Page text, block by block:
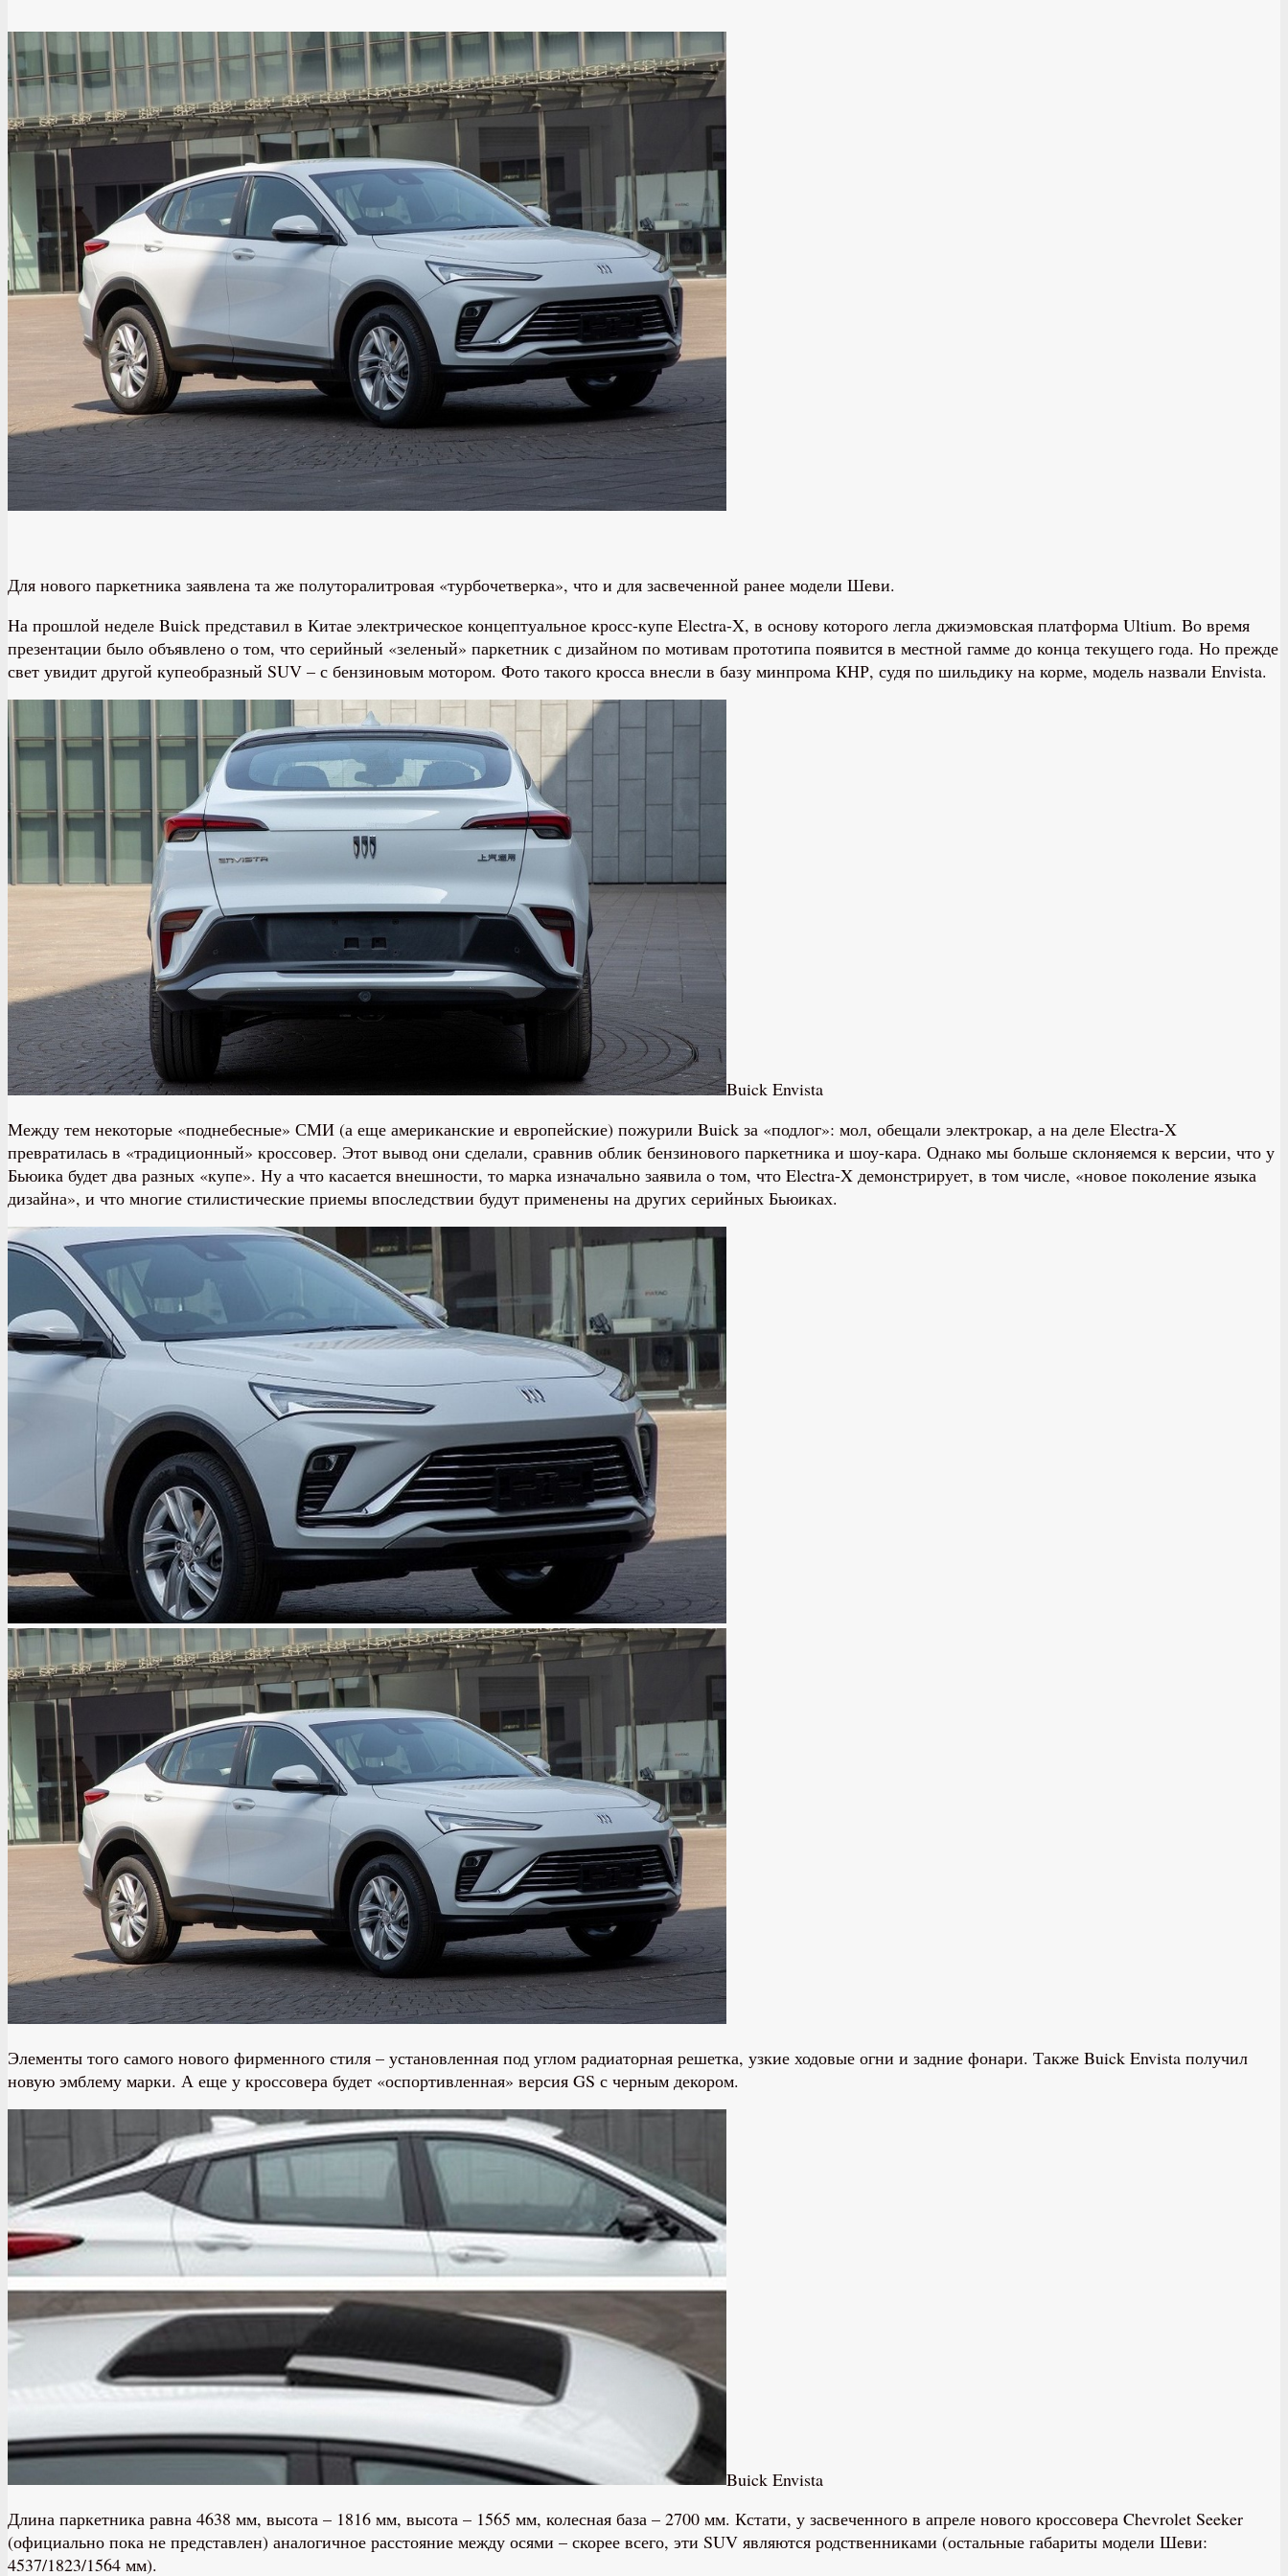
Для нового паркетника заявлена та же полуторалитровая «турбочетверка», что и для засвеченной ранее модели Шеви.
На прошлой неделе Buick представил в Китае электрическое концептуальное кросс-купе Electra-X, в основу которого легла джиэмовская платформа Ultium. Во время
презентации было объявлено о том, что серийный «зеленый» паркетник с дизайном по мотивам прототипа появится в местной гамме до конца текущего года. Но прежде
свет увидит другой купеобразный SUV – с бензиновым мотором. Фото такого кросса внесли в базу минпрома КНР, судя по шильдику на корме, модель назвали Envista.
Buick Envista
Между тем некоторые «поднебесные» СМИ (а еще американские и европейские) пожурили Buick за «подлог»: мол, обещали электрокар, а на деле Electra-X
превратилась в «традиционный» кроссовер. Этот вывод они сделали, сравнив облик бензинового паркетника и шоу-кара. Однако мы больше склоняемся к версии, что у
Бьюика будет два разных «купе». Ну а что касается внешности, то марка изначально заявила о том, что Electra-X демонстрирует, в том числе, «новое поколение языка
дизайна», и что многие стилистические приемы впоследствии будут применены на других серийных Бьюиках.
Элементы того самого нового фирменного стиля – установленная под углом радиаторная решетка, узкие ходовые огни и задние фонари. Также Buick Envista получил
новую эмблему марки. А еще у кроссовера будет «оспортивленная» версия GS с черным декором.
Buick Envista
Длина паркетника равна 4638 мм, высота – 1816 мм, высота – 1565 мм, колесная база – 2700 мм. Кстати, у засвеченного в апреле нового кроссовера Chevrolet Seeker
(официально пока не представлен) аналогичное расстояние между осями – скорее всего, эти SUV являются родственниками (остальные габариты модели Шеви:
4537/1823/1564 мм).